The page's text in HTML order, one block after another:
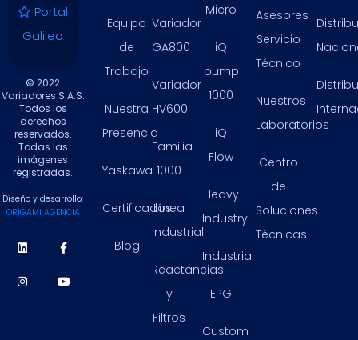
Portal
Galileo
© 2022
Variadores S.A.S.
Todos los
derechos
reservados.
Todas las
imágenes
registradas.
Diseño y desarrollo:
ORIGAMI AGENCIA
Equipo
de
Trabajo
Nuestra
Presencia
Yaskawa
Certificados
Blog
Variador
GA800
Variador
HV600
Familia
1000
Línea
Industrial
Reactancias
y
Filtros
Micro
iQ
pump
1000
iQ
Flow
Heavy
Industry
Industrial
EPG
Custom
Asesores
Servicio
Técnico
Nuestros
Laboratorios
Centro
de
Soluciones
Técnicas